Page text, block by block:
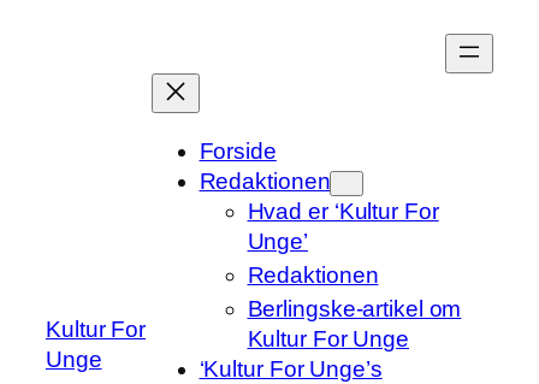
Kultur For
Unge
Forside
Redaktionen
Hvad er ‘Kultur For
Unge’
Redaktionen
Berlingske-artikel om
Kultur For Unge
‘Kultur For Unge’s